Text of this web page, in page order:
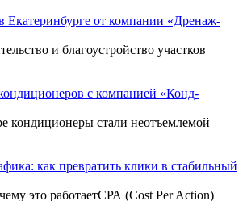
от компании «Дренаж-
и благоустройство участков
с компанией «Конд-
кондиционеры стали неотъемлемой
как превратить клики в стабильный
это работаетСРА (Cost Per Action)